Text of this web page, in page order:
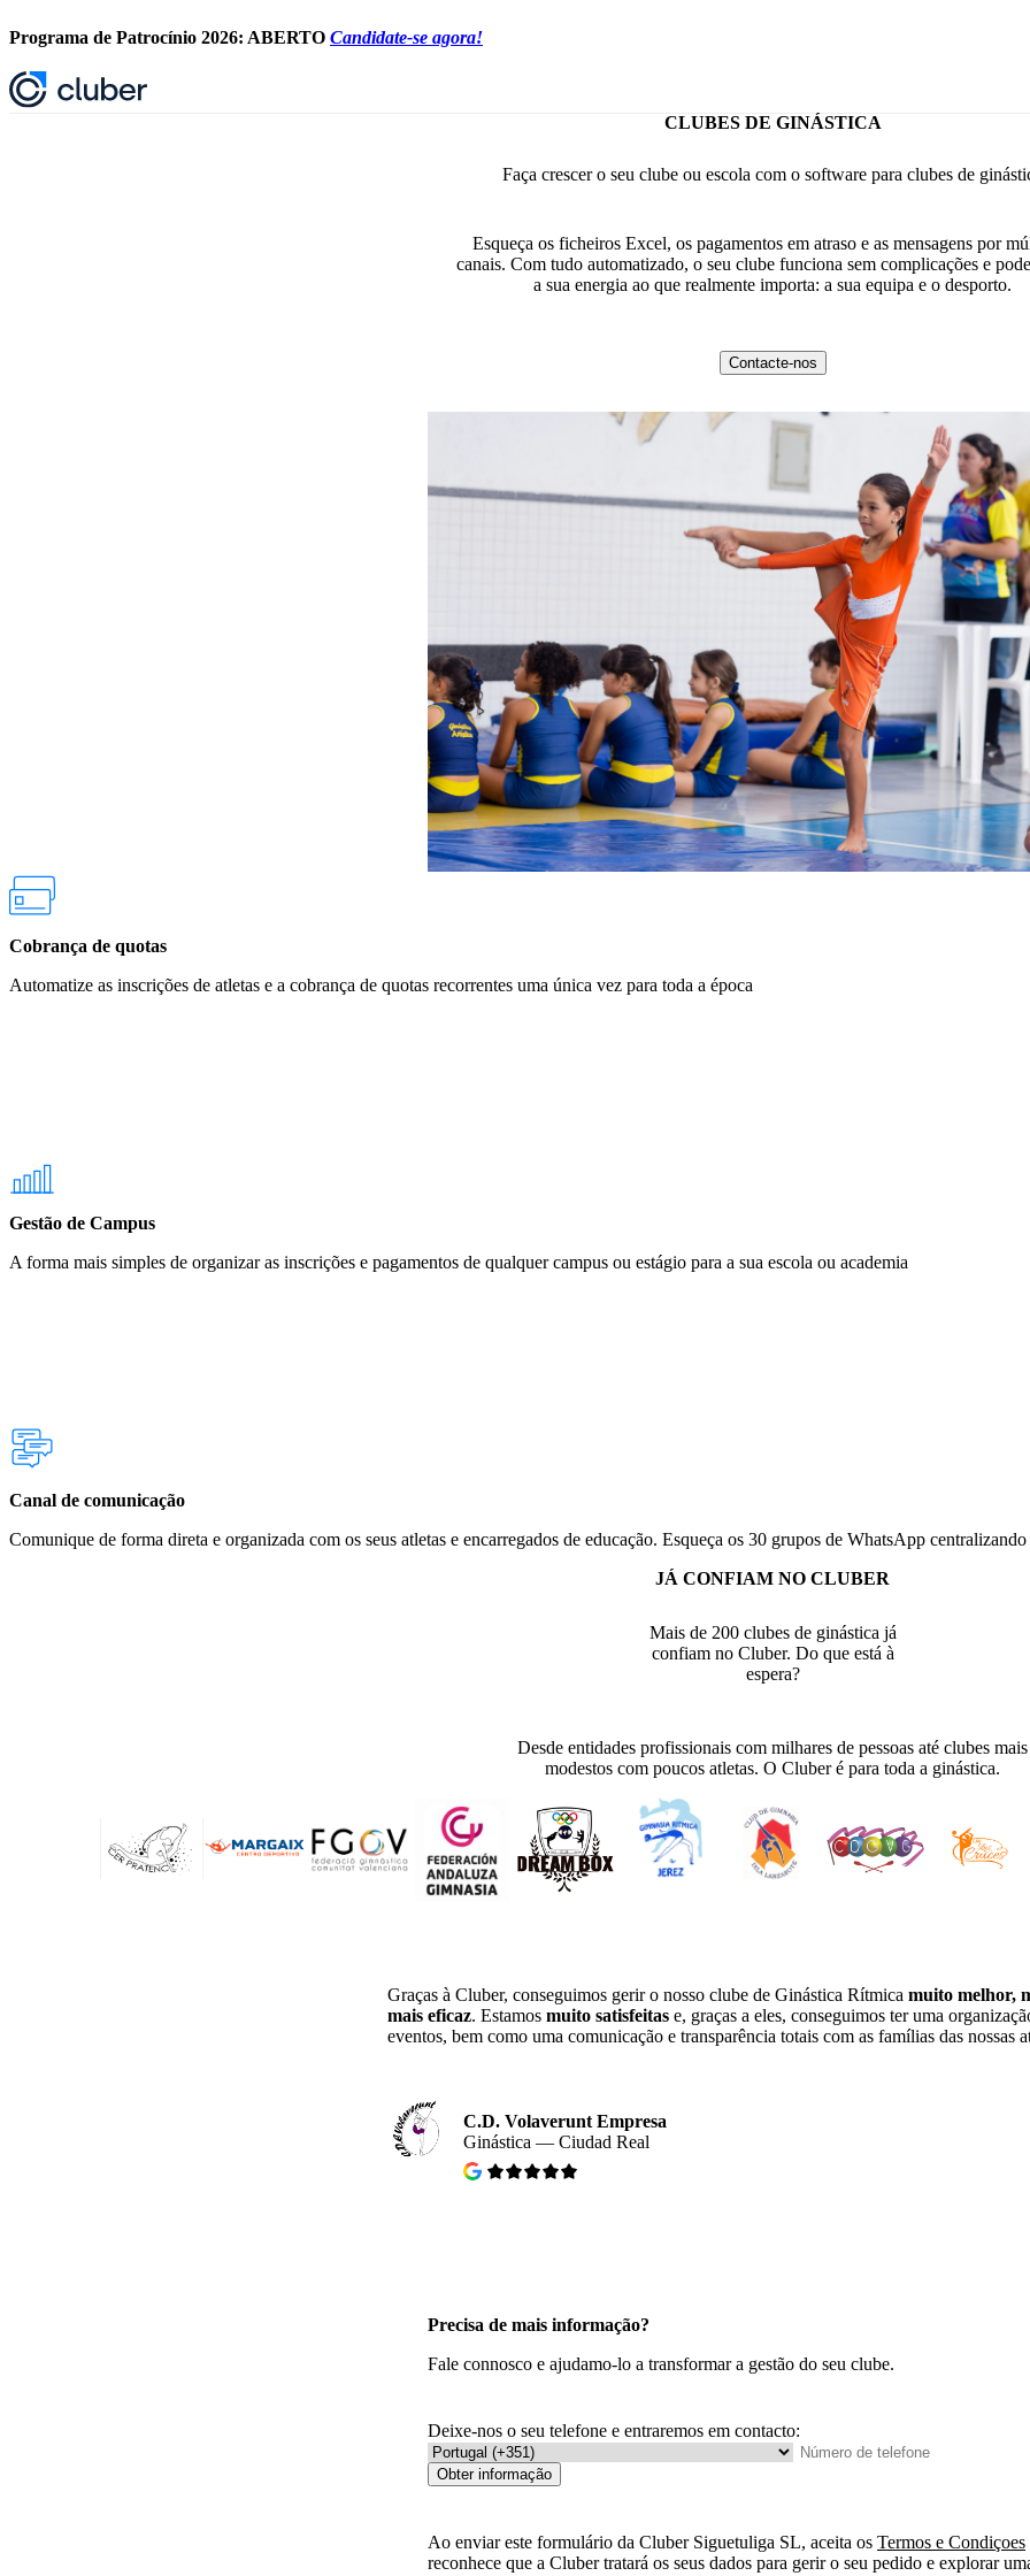
Programa de Patrocínio 2026: ABERTO Candidate-se agora!
CLUBES DE GINÁSTICA
Faça crescer o seu clube ou escola com o software para clubes de
Esqueça os ficheiros Excel, os pagamentos em atraso e as mensagens por
canais. Com tudo automatizado, o seu clube funciona sem complicações e
a sua energia ao que realmente importa: a sua equipa e o desporto.
Contacte-nos
Cobrança de quotas
Automatize as inscrições de atletas e a cobrança de quotas recorrentes uma única vez para toda a época
Gestão de Campus
A forma mais simples de organizar as inscrições e pagamentos de qualquer campus ou estágio para a sua escola ou academia
Canal de comunicação
Comunique de forma direta e organizada com os seus atletas e encarregados de educação. Esqueça os 30 grupos de WhatsApp
JÁ CONFIAM NO CLUBER
Mais de 200 clubes de ginástica já
confiam no Cluber. Do que está à
espera?
Desde entidades profissionais com milhares de pessoas até clubes mais
modestos com poucos atletas. O Cluber é para toda a ginástica.
Graças à Cluber, conseguimos gerir o nosso clube de Ginástica Rítmica muito melhor,
mais eficaz. Estamos muito satisfeitas e, graças a eles, conseguimos ter uma
eventos, bem como uma comunicação e transparência totais com as famílias das nossas
C.D. Volaverunt Empresa
Ginástica — Ciudad Real
Precisa de mais informação?
Fale connosco e ajudamo-lo a transformar a gestão do seu clube.
Deixe-nos o seu telefone e entraremos em contacto:
Obter informação
Ao enviar este formulário da Cluber Siguetuliga SL, aceita os Termos e Condiçoes
reconhece que a Cluber tratará os seus dados para gerir o seu pedido e explorar